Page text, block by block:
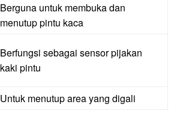
Berguna untuk membuka dan
menutup pintu kaca
Berfungsi sebagai sensor pijakan
kaki pintu
Untuk menutup area yang digali